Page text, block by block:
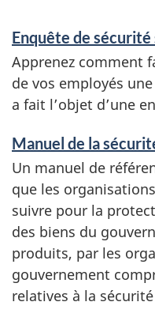
Enquête de
Apprenez comment
de vos employés
a fait l’objet d’une
Manuel de la
Un manuel de
que les
suivre pour la
des biens du
produits, par les
gouvernement
relatives à la